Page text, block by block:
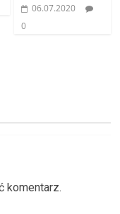
06.07.2020
0
komentarz.